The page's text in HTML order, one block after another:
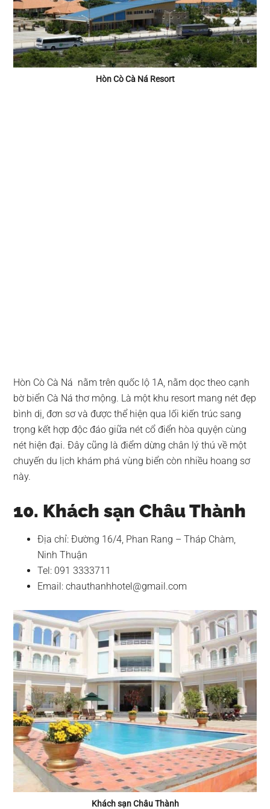
Hòn Cò Cà Ná Resort
Hòn Cò Cà Ná nằm trên quốc lộ 1A, nằm dọc theo cạnh
bờ biển Cà Ná thơ mộng. Là một khu resort mang nét đẹp
bình dị, đơn sơ và được thể hiện qua lối kiến trúc sang
trọng kết hợp độc đáo giữa nét cổ điển hòa quyện cùng
nét hiện đại. Đây cũng là điểm dừng chân lý thú về một
chuyến du lịch khám phá vùng biển còn nhiều hoang sơ
này.
10. Khách sạn Châu Thành
Địa chỉ: Đường 16/4, Phan Rang – Tháp Chàm,
Ninh Thuận
Tel: 091 3333711
Email:chauthanhhotel@gmail.com
Khách sạn Châu Thành